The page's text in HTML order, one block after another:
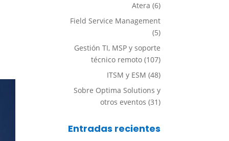
Atera (6)
Field Service Management
(5)
Gestión TI, MSP y soporte
técnico remoto(107)
ITSM y ESM (48)
Sobre Optima Solutions y
otros eventos (31)
Entradas recientes